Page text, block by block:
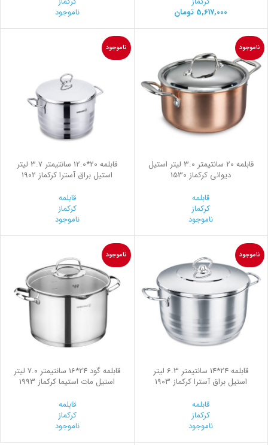
5,617,000 تومان
ناموجود
ناموجود
قابلمه 20 سانتیمتر 3.0 لیتر استیل
ديواني کرکماز 1530
قابلمه
کرکماز
ناموجود
ناموجود
قابلمه 20*12.0 سانتیمتر 3.7 لیتر
استیل براق آسترا کرکماز 1902
قابلمه
کرکماز
ناموجود
ناموجود
قابلمه 24*14 سانتیمتر 6.3 لیتر
استیل براق آسترا کرکماز 1903
قابلمه
کرکماز
ناموجود
ناموجود
قابلمه گود 24*16 سانتیمتر 7.0 لیتر
استیل مات استیما کرکماز 1993
قابلمه
کرکماز
ناموجود